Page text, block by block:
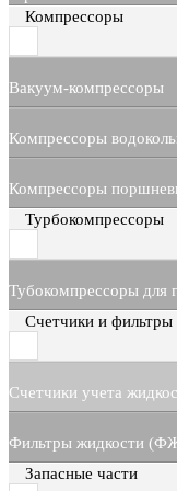
Компрессоры
Вакуум-компрессоры
Компрессоры
Компрессоры
Турбокомпрессоры
Тубокомпрессоры для
Счетчики и фильтры
Счетчики учета
Фильтры жидкости
Запасные части